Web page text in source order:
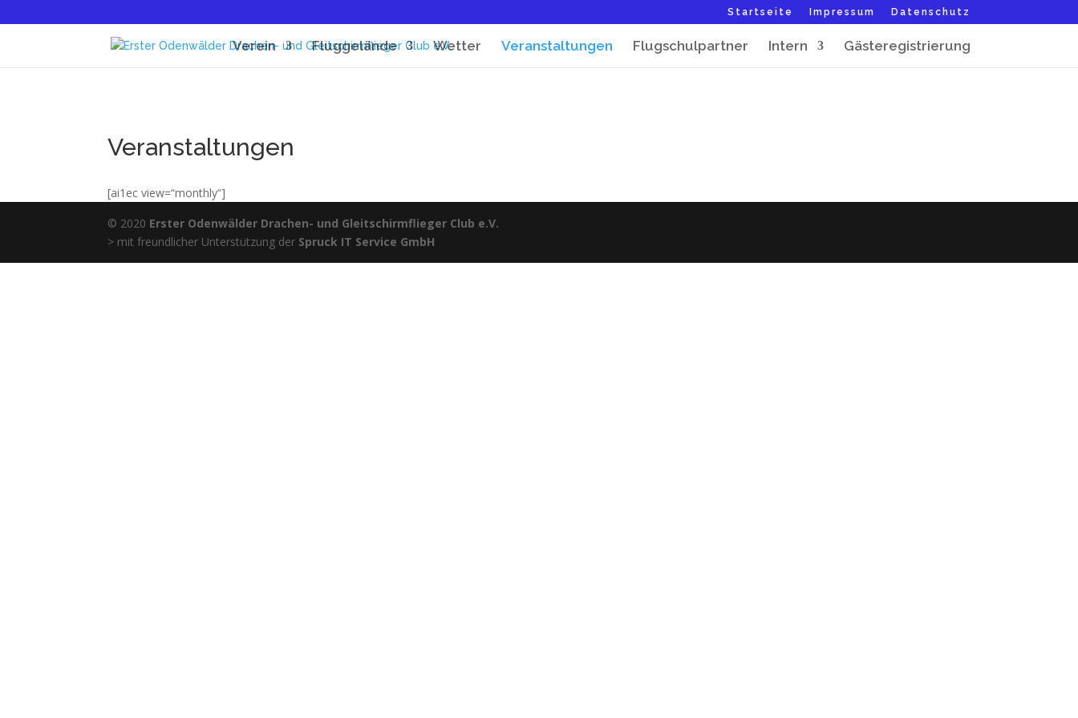
Startseite Impressum Datenschutz
Verein Fluggelände Wetter Veranstaltungen Flugschulpartner Intern Gästeregistrierung
Veranstaltungen
[ai1ec view=“monthly“]
© 2020 Erster Odenwälder Drachen- und Gleitschirmflieger Club e.V.
> mit freundlicher Unterstützung der Spruck IT Service GmbH